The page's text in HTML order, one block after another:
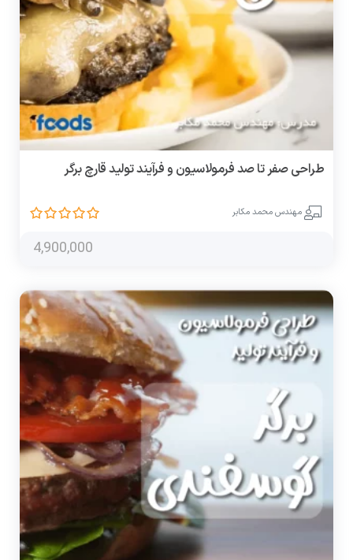
طراحی صفر تا صد فرمولاسیون و فرآیند تولید قارچ برگر
مهندس محمد مکابر
4,900,000